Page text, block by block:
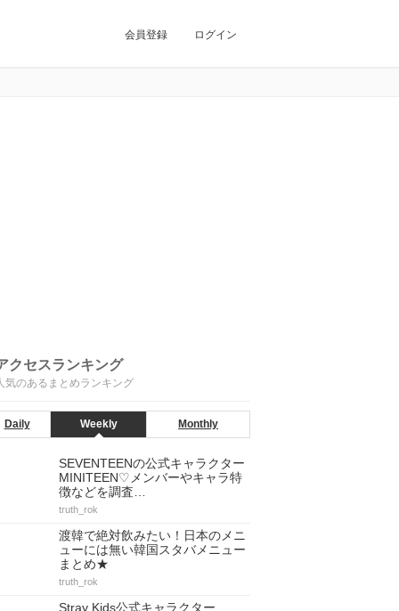
会員登録 ログイン
クセスランキング
気のあるまとめランキング
Daily Weekly Monthly
SEVENTEENの公式キャラクター
MINITEEN♡メンバーやキャラ特
徴などを調査…
truth_rok
渡韓で絶対飲みたい！日本のメニ
ューには無い韓国スタバメニュー
まとめ★
truth_rok
Stray Kids公式キャラクター